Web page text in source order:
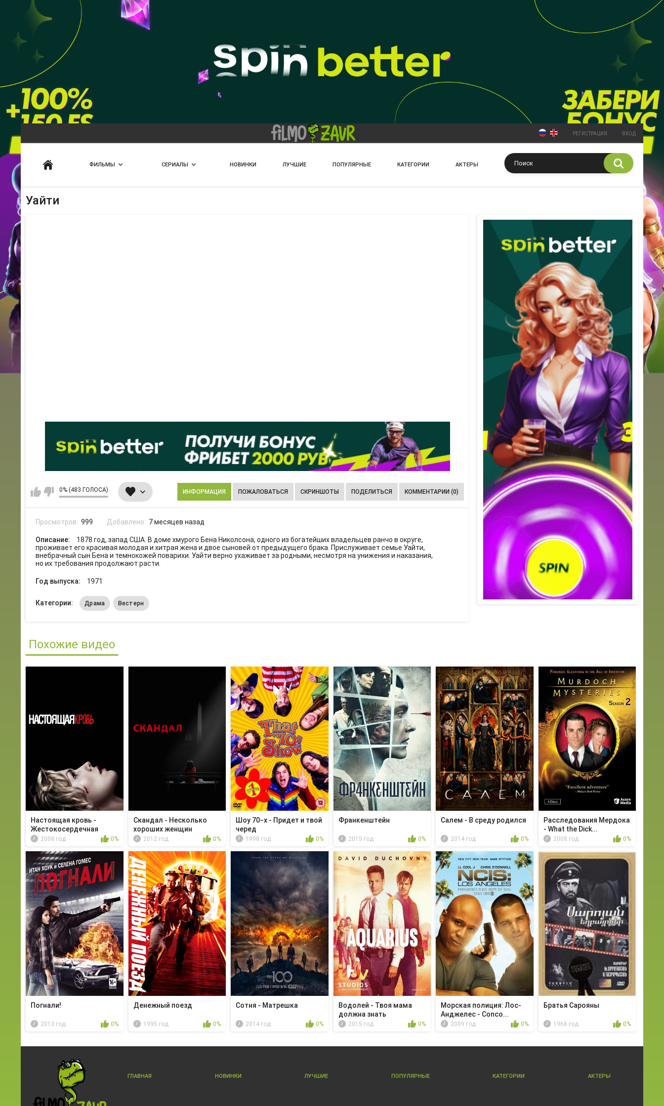
РЕГИСТРАЦИЯ ВХОД
ФИЛЬМЫ СЕРИАЛЫ НОВИНКИ ЛУЧШИЕ ПОПУЛЯРНЫЕ КАТЕГОРИИ АКТЕРЫ
Уайти
0% (483 ГОЛОСА) ИНФОРМАЦИЯ ПОЖАЛОВАТЬСЯ СКРИНШОТЫ ПОДЕЛИТЬСЯ КОММЕНТАРИИ (0)
Просмотров: 999 Добавлено: 7 месяцев назад
Описание:
1878 год, запад США. В доме хмурого Бена Николсона, одного из богатейших владельцев ранчо в округе,
проживает его красивая молодая и хитрая жена и двое сыновей от предыдущего брака. Прислуживает семье Уайти,
внебрачный сын Бена и темнокожей поварихи. Уайти верно ухаживает за родными, несмотря на унижения и наказания,
но их требования продолжают расти.
Год выпуска: 1971
Категории: Драма Вестерн
Похожие видео
Настоящая кровь -
Жестокосердечная
Ханна2008 год 0%
Скандал - Несколько
хороших женщин
2012 год 0%
Шоу 70−х - Придет и твой
черед
1998 год 0%
Франкенштейн
2015 год 0%
Салем - В среду родился
2014 год 0%
Расследования Мердока
- What the Dick...
2008 год 0%
Погнали!
2013 год 0%
Денежный поезд
1995 год 0%
Сотня - Матрешка
2014 год 0%
Водолей - Твоя мама
должна знать
2015 год 0%
Морская полиция: Лос-
Анджелес - Conco...
2009 год 0%
Братья Сарояны
1968 год 0%
ГЛАВНАЯ НОВИНКИ ЛУЧШИЕ ПОПУЛЯРНЫЕ КАТЕГОРИИ АКТЕРЫ